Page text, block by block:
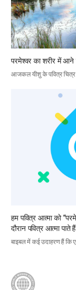
परमेश्वर का शरीर में आने
आजकल यीशु के पवित्र चित्र
हम पवित्र आत्मा को
दौरान पवित्र आत्मा
बाइबल में कई उदाहरण हैं कि